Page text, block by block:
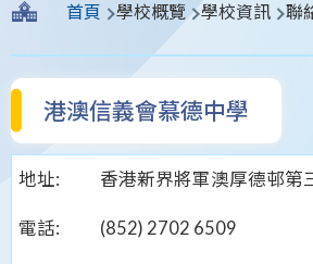
航
連
結
首頁 學校概覽 學校資訊 聯
港澳信義會慕德中學
地址: 香港新界將軍澳厚德邨第
電話: (852) 2702 6509